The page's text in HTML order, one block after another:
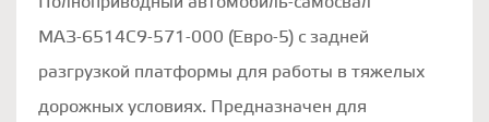
МАЗ-6514С9-571-000 (Евро-5) с задней
разгрузкой платформы для работы в тяжелых
дорожных условиях. Предназначен для